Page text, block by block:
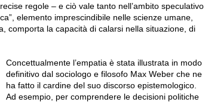
regole – e ciò vale tanto nell’ambito speculativo
elemento imprescindibile nelle scienze umane,
comporta la capacità di calarsi nella situazione, di
Concettualmente l’empatia è stata illustrata in modo
definitivo dal sociologo e filosofo Max Weber che ne
ha fatto il cardine del suo discorso epistemologico.
Ad esempio, per comprendere le decisioni politiche